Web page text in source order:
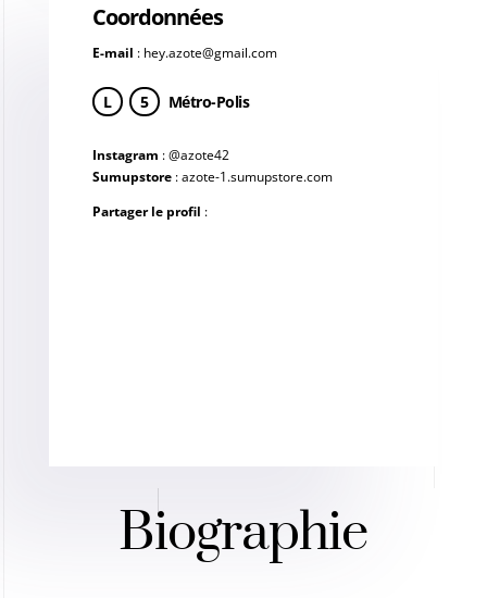
Coordonnées
E-mail : hey.azote@gmail.com
L 5 Métro-Polis
Instagram :@azote42
Sumupstore :azote-1.sumupstore.com
Partager le profil :
Biographie